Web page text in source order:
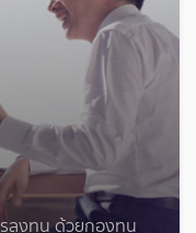
รลงทุน ด้วยกองทุน